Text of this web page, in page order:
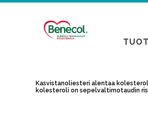
Kasvistanoliesteri alentaa
kolesteroli on sepelvaltimotaudin